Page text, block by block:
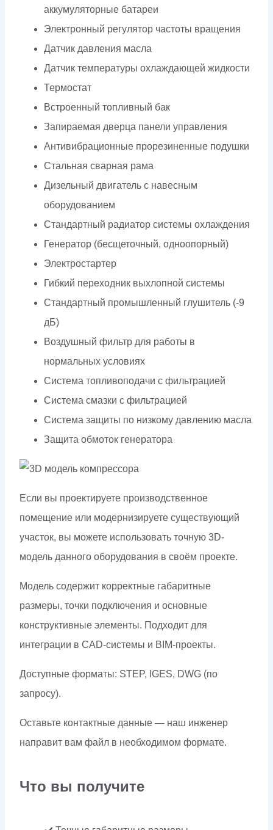
аккумуляторные батареи
Электронный регулятор частоты вращения
Датчик давления масла
Датчик температуры охлаждающей жидкости
Термостат
Встроенный топливный бак
Запираемая дверца панели управления
Антивибрационные прорезиненные подушки
Стальная сварная рама
Дизельный двигатель с навесным
оборудованием
Стандартный радиатор системы охлаждения
Генератор (бесщеточный, одноопорный)
Электростартер
Гибкий переходник выхлопной системы
Стандартный промышленный глушитель (-9
дБ)
Воздушный фильтр для работы в
нормальных условиях
Система топливоподачи с фильтрацией
Система смазки с фильтрацией
Система защиты по низкому давлению масла
Защита обмоток генератора
Если вы проектируете производственное
помещение или модернизируете существующий
участок, вы можете использовать точную 3D-
модель данного оборудования в своём проекте.
Модель содержит корректные габаритные
размеры, точки подключения и основные
конструктивные элементы. Подходит для
интеграции в CAD-системы и BIM-проекты.
Доступные форматы: STEP, IGES, DWG (по
запросу).
Оставьте контактные данные — наш инженер
направит вам файл в необходимом формате.
Что вы получите